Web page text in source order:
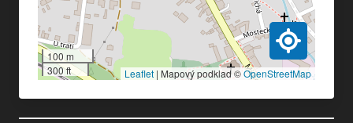
100 m
300 ft
Leaflet | Mapový podklad ©OpenStreetMap